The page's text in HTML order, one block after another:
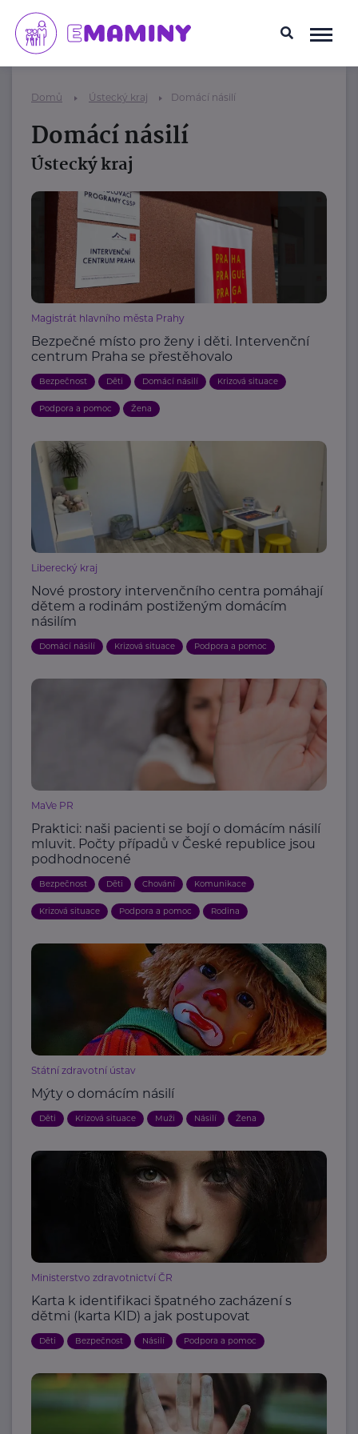
Domů Ústecký kraj Domácí násilí
Domácí násilí
Ústecký kraj
Magistrát hlavního města Prahy
Bezpečné místo pro ženy i děti. Intervenční
centrum Praha se přestěhovalo
Bezpečnost Děti Domácí násilí Krizová situace
Podpora a pomoc Žena
Liberecký kraj
Nové prostory intervenčního centra pomáhají
dětem a rodinám postiženým domácím
násilím
Domácí násilí Krizová situace Podpora a pomoc
MaVe PR
Praktici: naši pacienti se bojí o domácím násilí
mluvit. Počty případů v České republice jsou
podhodnocené
Bezpečnost Děti Chování Komunikace
Krizová situace Podpora a pomoc Rodina
Státní zdravotní ústav
Mýty o domácím násilí
Děti Krizová situace Muži Násilí Žena
Ministerstvo zdravotnictví ČR
Karta k identifikaci špatného zacházení s
dětmi (karta KID) a jak postupovat
Děti Bezpečnost Násilí Podpora a pomoc